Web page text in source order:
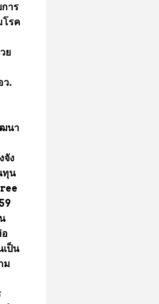
าร
โรค
ย
ว.
นา
จัง
ทุน
ป็น
ม